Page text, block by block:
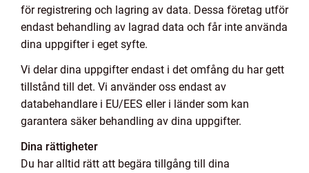
för registrering och lagring av data. Dessa företag utför
endast behandling av lagrad data och får inte använda
dina uppgifter i eget syfte.
Vi delar dina uppgifter endast i det omfång du har gett
tillstånd till det. Vi använder oss endast av
databehandlare i EU/EES eller i länder som kan
garantera säker behandling av dina uppgifter.
Dina rättigheter
Du har alltid rätt att begära tillgång till dina